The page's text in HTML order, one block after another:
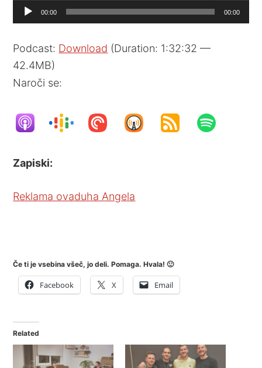
Audio
Player
00:00 00:00
Podcast: Download (Duration: 1:32:32 —
42.4MB)
Naroči se:
Zapiski:
Reklama ovaduha Angela
Če ti je vsebina všeč, jo deli. Pomaga. Hvala! 🙂
Facebook X Email
Related